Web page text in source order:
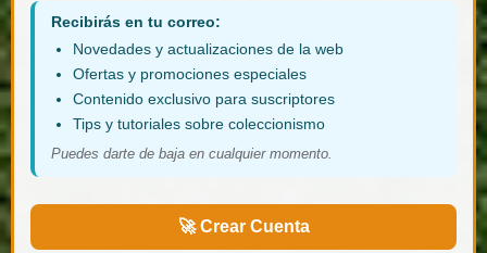
Recibirás en tu correo:
Novedades y actualizaciones de la web
Ofertas y promociones especiales
Contenido exclusivo para suscriptores
Tips y tutoriales sobre coleccionismo
Puedes darte de baja en cualquier momento.
🚀 Crear Cuenta